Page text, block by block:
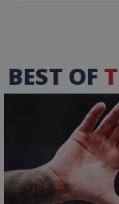
BEST OF